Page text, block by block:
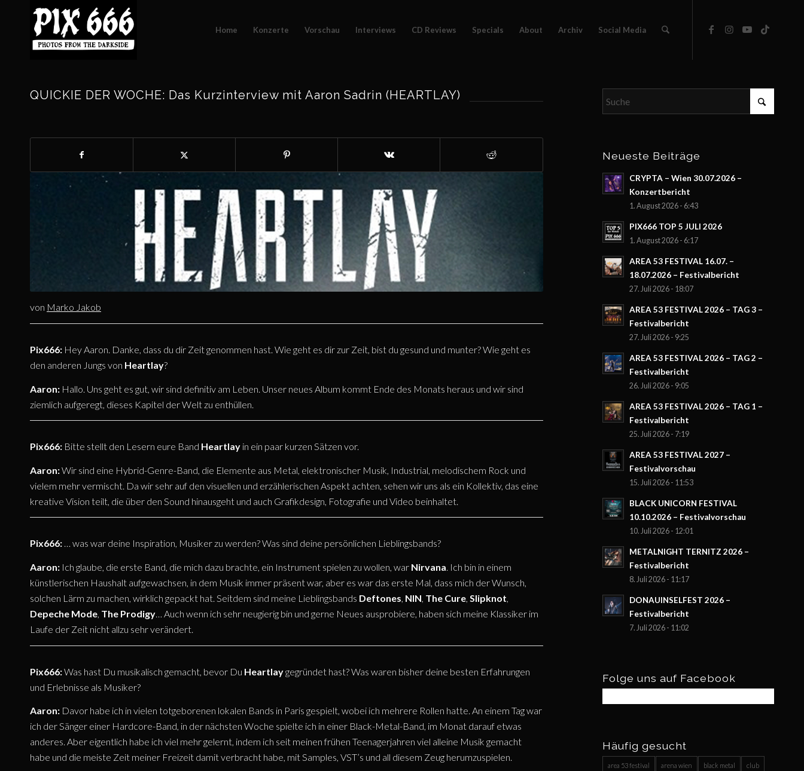
Home Konzerte Vorschau Interviews CD Reviews Specials About Archiv Social Media
QUICKIE DER WOCHE: Das Kurzinterview mit Aaron Sadrin (HEARTLAY)
von Marko Jakob
Pix666: Hey Aaron. Danke, dass du dir Zeit genommen hast. Wie geht es dir zur Zeit, bist du gesund und munter? Wie geht es
den anderen Jungs von Heartlay?
Aaron: Hallo. Uns geht es gut, wir sind definitiv am Leben. Unser neues Album kommt Ende des Monats heraus und wir sind
ziemlich aufgeregt, dieses Kapitel der Welt zu enthüllen.
Pix666: Bitte stellt den Lesern eure Band Heartlay in ein paar kurzen Sätzen vor.
Aaron:Wir sind eine Hybrid-Genre-Band, die Elemente aus Metal, elektronischer Musik, Industrial, melodischem Rock und
vielem mehr vermischt. Da wir sehr auf den visuellen und erzählerischen Aspekt achten, sehen wir uns als ein Kollektiv, das eine
kreative Vision teilt, die über den Sound hinausgeht und auch Grafikdesign, Fotografie und Video beinhaltet.
Pix666: … was war deine Inspiration, Musiker zu werden? Was sind deine persönlichen Lieblingsbands?
Aaron: Ich glaube, die erste Band, die mich dazu brachte, ein Instrument spielen zu wollen, war Nirvana. Ich bin in einem
künstlerischen Haushalt aufgewachsen, in dem Musik immer präsent war, aber es war das erste Mal, dass mich der Wunsch,
solchen Lärm zu machen, wirklich gepackt hat. Seitdem sind meine Lieblingsbands Deftones, NIN, The Cure, Slipknot,
Depeche Mode, The Prodigy… Auch wenn ich sehr neugierig bin und gerne Neues ausprobiere, haben sich meine Klassiker im
Laufe der Zeit nicht allzu sehr verändert.
Pix666:Was hast Du musikalisch gemacht, bevor Du Heartlaygegründet hast? Was waren bisher deine besten Erfahrungen
und Erlebnisse als Musiker?
Aaron: Davor habe ich in vielen totgeborenen lokalen Bands in Paris gespielt, wobei ich mehrere Rollen hatte. An einem Tag war
ich der Sänger einer Hardcore-Band, in der nächsten Woche spielte ich in einer Black-Metal-Band, im Monat darauf etwas
anderes. Aber eigentlich habe ich viel mehr gelernt, indem ich seit meinen frühen Teenagerjahren viel alleine Musik gemacht
habe und die meiste Zeit meiner Freizeit damit verbracht habe, mit Samples, VST’s und all diesem Zeug herumzuspielen.
Neueste Beiträge
CRYPTA – Wien 30.07.2026 –
Konzertbericht
1. August 2026 - 6:43
PIX666 TOP 5 JULI 2026
1. August 2026 - 6:17
AREA 53 FESTIVAL 16.07. –
18.07.2026 – Festivalbericht
27. Juli 2026 - 18:07
AREA 53 FESTIVAL 2026 – TAG 3 –
Festivalbericht
27. Juli 2026 - 9:25
AREA 53 FESTIVAL 2026 – TAG 2 –
Festivalbericht
26. Juli 2026 - 9:05
AREA 53 FESTIVAL 2026 – TAG 1 –
Festivalbericht
25. Juli 2026 - 7:19
AREA 53 FESTIVAL 2027 –
Festivalvorschau
15. Juli 2026 - 11:53
BLACK UNICORN FESTIVAL
10.10.2026 – Festivalvorschau
10. Juli 2026 - 12:01
METALNIGHT TERNITZ 2026 –
Festivalbericht
8. Juli 2026 - 11:17
DONAUINSELFEST 2026 –
Festivalbericht
7. Juli 2026 - 11:02
Folge uns auf Facebook
Häufig gesucht
area 53 festival arena wien black metal club